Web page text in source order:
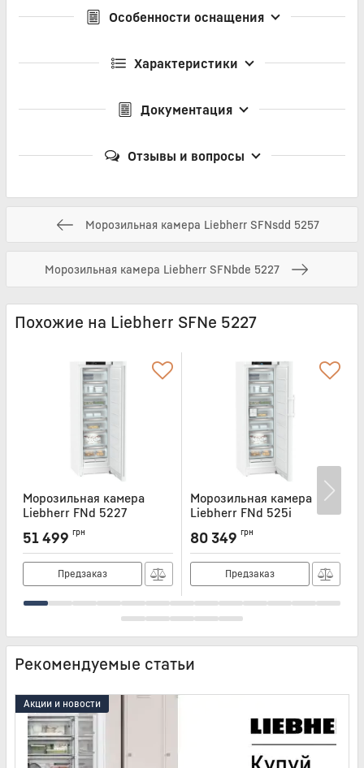
Особенности оснащения
Характеристики
Документация
Отзывы и вопросы
Морозильная камера Liebherr SFNsdd 5257
Морозильная камера Liebherr SFNbde 5227
Похожие на Liebherr SFNe 5227
Морозильная камера
Liebherr FNd 5227
FND5227
51 499 грн
Предзаказ
Морозильная камера
Liebherr FNd 525i
FND525I
80 349 грн
Предзаказ
Рекомендуемые статьи
Акции и новости